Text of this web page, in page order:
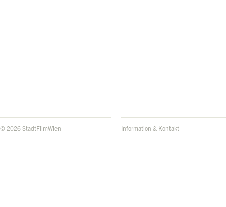
© 2026 StadtFilmWien Information & Kontakt